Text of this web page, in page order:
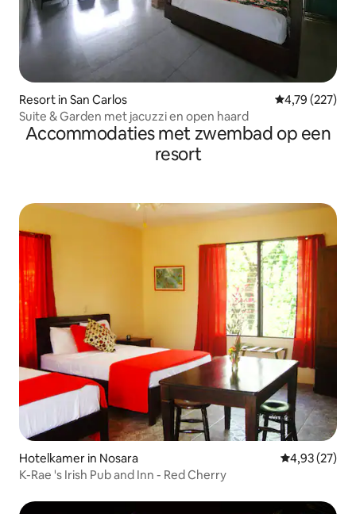
Resort in San Carlos Gemiddelde
4,79 (227)
Suite & Garden met jacuzzi en open haard
Accommodaties met zwembad op een
resort
Hotelkamer in Nosara Gemiddelde
4,93 (27)
K-Rae 's Irish Pub and Inn - Red Cherry